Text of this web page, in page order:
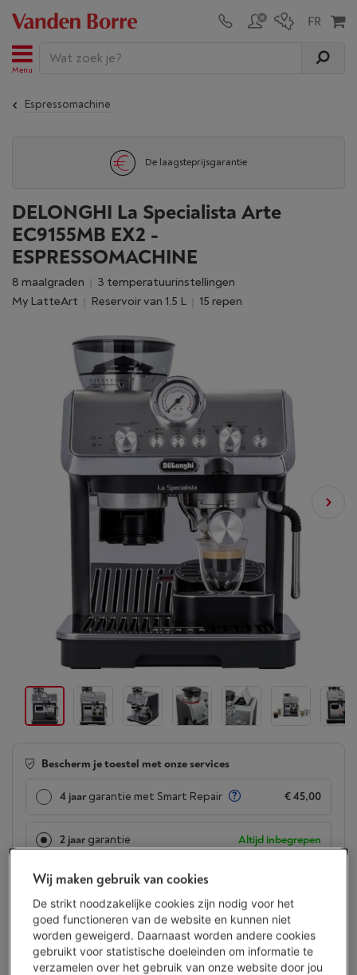
Menu
Espressomachine
De laagsteprijsgarantie
DELONGHI La Specialista Arte
EC9155MB EX2 -
ESPRESSOMACHINE
8 maalgraden
3 temperatuurinstellingen
My LatteArt
reservoir van 1,5 L 15 repen
Bescherm je toestel met onze services
4 jaar garantie met Smart Repair € 45,00
2 jaar garantie Altijd inbegrepen
Beschikbaar- Bekijk voorraad
€ 359,00
Ofbetalen per maand-Simulatie
Let op, geld lenen kost ook geld.
Minder dan 5 in stock, bestel nu!
Wij maken gebruik van cookies
De strikt noodzakelijke cookies zijn nodig voor het
goed functioneren van de website en kunnen niet
worden geweigerd. Daarnaast worden andere cookies
gebruikt voor statistische doeleinden om informatie te
verzamelen over het gebruik van onze website door jou